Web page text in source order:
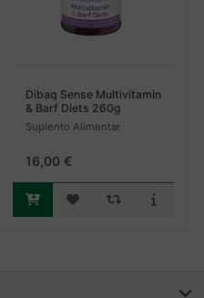
Dibaq Sense Multivitamin
& Barf Diets 260g
Suplento Alimentar
16,00 €